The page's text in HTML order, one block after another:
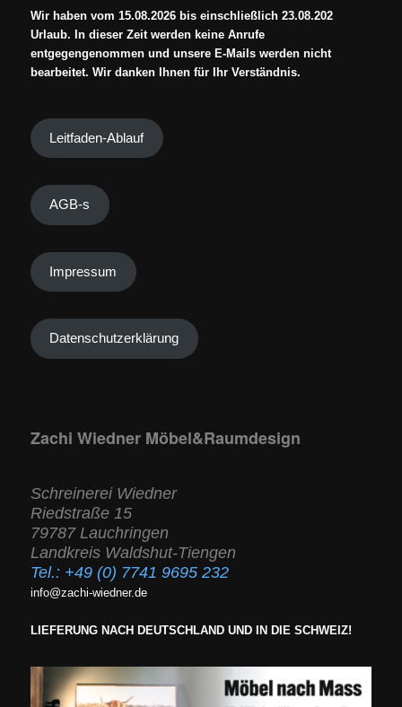
Wir haben vom 15.08.2026 bis einschließlich 23.08.202
Urlaub. In dieser Zeit werden keine Anrufe
entgegengenommen und unsere E-Mails werden nicht
bearbeitet. Wir danken Ihnen für Ihr Verständnis.
Leitfaden-Ablauf
AGB-s
Impressum
Datenschutzerklärung
Zachi Wiedner Möbel&Raumdesign
Schreinerei Wiedner
Riedstraße 15
79787 Lauchringen
Landkreis Waldshut-Tiengen
Tel.: +49 (0) 7741 9695 232
info@zachi-wiedner.de
LIEFERUNG NACH DEUTSCHLAND UND IN DIE SCHWEIZ!